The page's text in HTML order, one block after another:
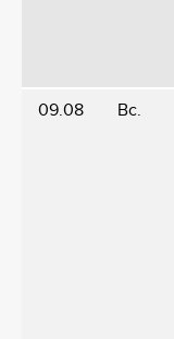
09.08 Вс.